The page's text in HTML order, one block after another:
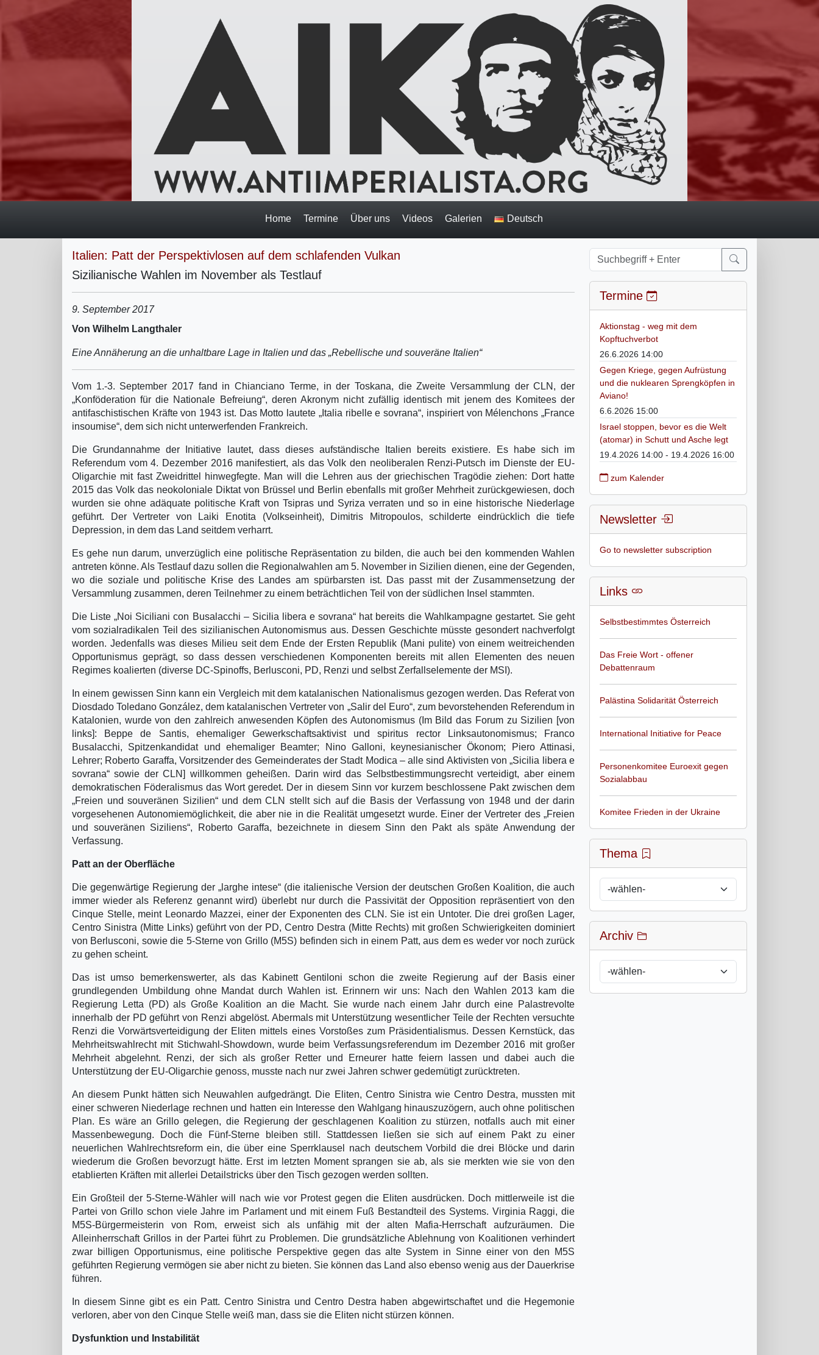
Home Termine Über uns Videos Galerien Deutsch
Italien: Patt der Perspektivlosen auf dem schlafenden Vulkan
Sizilianische Wahlen im November als Testlauf
9. September 2017
Von Wilhelm Langthaler
Eine Annäherung an die unhaltbare Lage in Italien und das „Rebellische und souveräne Italien“
Vom 1.-3. September 2017 fand in Chianciano Terme, in der Toskana, die Zweite Versammlung der CLN, der
„Konföderation für die Nationale Befreiung“, deren Akronym nicht zufällig identisch mit jenem des Komitees der
antifaschistischen Kräfte von 1943 ist. Das Motto lautete „Italia ribelle e sovrana“, inspiriert von Mélenchons „France
insoumise“, dem sich nicht unterwerfenden Frankreich.
Die Grundannahme der Initiative lautet, dass dieses aufständische Italien bereits existiere. Es habe sich im
Referendum vom 4. Dezember 2016 manifestiert, als das Volk den neoliberalen Renzi-Putsch im Dienste der EU-
Oligarchie mit fast Zweidrittel hinwegfegte. Man will die Lehren aus der griechischen Tragödie ziehen: Dort hatte
2015 das Volk das neokoloniale Diktat von Brüssel und Berlin ebenfalls mit großer Mehrheit zurückgewiesen, doch
wurden sie ohne adäquate politische Kraft von Tsipras und Syriza verraten und so in eine historische Niederlage
geführt. Der Vertreter von Laiki Enotita (Volkseinheit), Dimitris Mitropoulos, schilderte eindrücklich die tiefe
Depression, in dem das Land seitdem verharrt.
Es gehe nun darum, unverzüglich eine politische Repräsentation zu bilden, die auch bei den kommenden Wahlen
antreten könne. Als Testlauf dazu sollen die Regionalwahlen am 5. November in Sizilien dienen, eine der Gegenden,
wo die soziale und politische Krise des Landes am spürbarsten ist. Das passt mit der Zusammensetzung der
Versammlung zusammen, deren Teilnehmer zu einem beträchtlichen Teil von der südlichen Insel stammten.
Die Liste „Noi Siciliani con Busalacchi – Sicilia libera e sovrana“ hat bereits die Wahlkampagne gestartet. Sie geht
vom sozialradikalen Teil des sizilianischen Autonomismus aus. Dessen Geschichte müsste gesondert nachverfolgt
worden. Jedenfalls was dieses Milieu seit dem Ende der Ersten Republik (Mani pulite) von einem weitreichenden
Opportunismus geprägt, so dass dessen verschiedenen Komponenten bereits mit allen Elementen des neuen
Regimes koalierten (diverse DC-Spinoffs, Berlusconi, PD, Renzi und selbst Zerfallselemente der MSI).
In einem gewissen Sinn kann ein Vergleich mit dem katalanischen Nationalismus gezogen werden. Das Referat von
Diosdado Toledano González, dem katalanischen Vertreter von „Salir del Euro“, zum bevorstehenden Referendum in
Katalonien, wurde von den zahlreich anwesenden Köpfen des Autonomismus (Im Bild das Forum zu Sizilien [von
links]: Beppe de Santis, ehemaliger Gewerkschaftsaktivist und spiritus rector Linksautonomismus; Franco
Busalacchi, Spitzenkandidat und ehemaliger Beamter; Nino Galloni, keynesianischer Ökonom; Piero Attinasi,
Lehrer; Roberto Garaffa, Vorsitzender des Gemeinderates der Stadt Modica – alle sind Aktivisten von „Sicilia libera e
sovrana“ sowie der CLN] willkommen geheißen. Darin wird das Selbstbestimmungsrecht verteidigt, aber einem
demokratischen Föderalismus das Wort geredet. Der in diesem Sinn vor kurzem beschlossene Pakt zwischen dem
„Freien und souveränen Sizilien“ und dem CLN stellt sich auf die Basis der Verfassung von 1948 und der darin
vorgesehenen Autonomiemöglichkeit, die aber nie in die Realität umgesetzt wurde. Einer der Vertreter des „Freien
und souveränen Siziliens“, Roberto Garaffa, bezeichnete in diesem Sinn den Pakt als späte Anwendung der
Verfassung.
Patt an der Oberfläche
Die gegenwärtige Regierung der „larghe intese“ (die italienische Version der deutschen Großen Koalition, die auch
immer wieder als Referenz genannt wird) überlebt nur durch die Passivität der Opposition repräsentiert von den
Cinque Stelle, meint Leonardo Mazzei, einer der Exponenten des CLN. Sie ist ein Untoter. Die drei großen Lager,
Centro Sinistra (Mitte Links) geführt von der PD, Centro Destra (Mitte Rechts) mit großen Schwierigkeiten dominiert
von Berlusconi, sowie die 5-Sterne von Grillo (M5S) befinden sich in einem Patt, aus dem es weder vor noch zurück
zu gehen scheint.
Das ist umso bemerkenswerter, als das Kabinett Gentiloni schon die zweite Regierung auf der Basis einer
grundlegenden Umbildung ohne Mandat durch Wahlen ist. Erinnern wir uns: Nach den Wahlen 2013 kam die
Regierung Letta (PD) als Große Koalition an die Macht. Sie wurde nach einem Jahr durch eine Palastrevolte
innerhalb der PD geführt von Renzi abgelöst. Abermals mit Unterstützung wesentlicher Teile der Rechten versuchte
Renzi die Vorwärtsverteidigung der Eliten mittels eines Vorstoßes zum Präsidentialismus. Dessen Kernstück, das
Mehrheitswahlrecht mit Stichwahl-Showdown, wurde beim Verfassungsreferendum im Dezember 2016 mit großer
Mehrheit abgelehnt. Renzi, der sich als großer Retter und Erneurer hatte feiern lassen und dabei auch die
Unterstützung der EU-Oligarchie genoss, musste nach nur zwei Jahren schwer gedemütigt zurücktreten.
An diesem Punkt hätten sich Neuwahlen aufgedrängt. Die Eliten, Centro Sinistra wie Centro Destra, mussten mit
einer schweren Niederlage rechnen und hatten ein Interesse den Wahlgang hinauszuzögern, auch ohne politischen
Plan. Es wäre an Grillo gelegen, die Regierung der geschlagenen Koalition zu stürzen, notfalls auch mit einer
Massenbewegung. Doch die Fünf-Sterne bleiben still. Stattdessen ließen sie sich auf einem Pakt zu einer
neuerlichen Wahlrechtsreform ein, die über eine Sperrklausel nach deutschem Vorbild die drei Blöcke und darin
wiederum die Großen bevorzugt hätte. Erst im letzten Moment sprangen sie ab, als sie merkten wie sie von den
etablierten Kräften mit allerlei Detailstricks über den Tisch gezogen werden sollten.
Ein Großteil der 5-Sterne-Wähler will nach wie vor Protest gegen die Eliten ausdrücken. Doch mittlerweile ist die
Partei von Grillo schon viele Jahre im Parlament und mit einem Fuß Bestandteil des Systems. Virginia Raggi, die
M5S-Bürgermeisterin von Rom, erweist sich als unfähig mit der alten Mafia-Herrschaft aufzuräumen. Die
Alleinherrschaft Grillos in der Partei führt zu Problemen. Die grundsätzliche Ablehnung von Koalitionen verhindert
zwar billigen Opportunismus, eine politische Perspektive gegen das alte System in Sinne einer von den M5S
geführten Regierung vermögen sie aber nicht zu bieten. Sie können das Land also ebenso wenig aus der Dauerkrise
führen.
In diesem Sinne gibt es ein Patt. Centro Sinistra und Centro Destra haben abgewirtschaftet und die Hegemonie
verloren, aber von den Cinque Stelle weiß man, dass sie die Eliten nicht stürzen können.
Dysfunktion und Instabilität
Termine
Aktionstag - weg mit dem
Kopftuchverbot
26.6.2026 14:00
Gegen Kriege, gegen Aufrüstung
und die nuklearen Sprengköpfen in
Aviano!
6.6.2026 15:00
Israel stoppen, bevor es die Welt
(atomar) in Schutt und Asche legt
19.4.2026 14:00 - 19.4.2026 16:00
zum Kalender
Newsletter
Go to newsletter subscription
Links
Selbstbestimmtes Österreich
Das Freie Wort - offener
Debattenraum
Palästina Solidarität Österreich
International Initiative for Peace
Personenkomitee Euroexit gegen
Sozialabbau
Komitee Frieden in der Ukraine
Thema
Archiv